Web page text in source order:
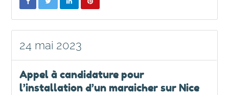
24 mai 2023
Appel à candidature pour
l’installation d’un maraicher sur Nice